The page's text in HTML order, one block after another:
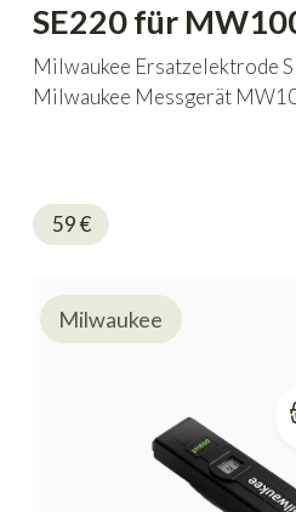
SE220 für
Milwaukee Ersatzelektrode
Milwaukee Messgerät
59€
Milwaukee